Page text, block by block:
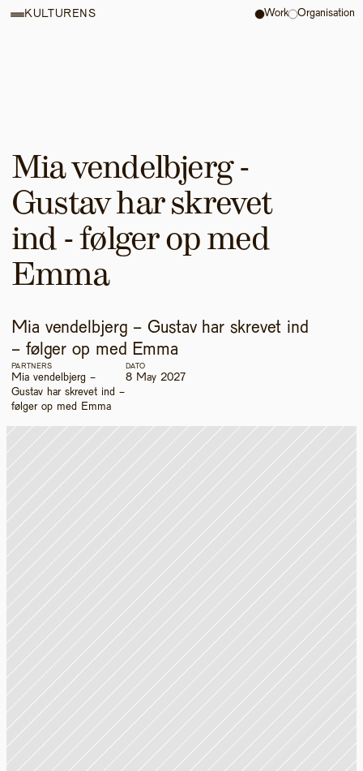
Mia vendelbjerg -
Gustav har skrevet
ind - følger op med
Emma
Mia vendelbjerg - Gustav har skrevet ind
- følger op med Emma
PARTNERS
Mia vendelbjerg -
Gustav har skrevet ind -
følger op med Emma
DATO
8 May 2027
KULTURENS Work Organisation